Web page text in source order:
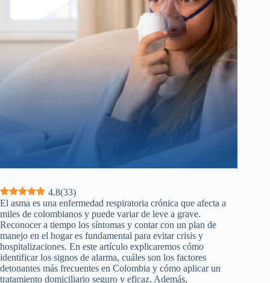
4.8(33)
El asma es una enfermedad respiratoria crónica que afecta a
miles de colombianos y puede variar de leve a grave.
Reconocer a tiempo los síntomas y contar con un plan de
manejo en el hogar es fundamental para evitar crisis y
hospitalizaciones. En este artículo explicaremos cómo
identificar los signos de alarma, cuáles son los factores
detonantes más frecuentes en Colombia y cómo aplicar un
tratamiento domiciliario seguro y eficaz. Además,